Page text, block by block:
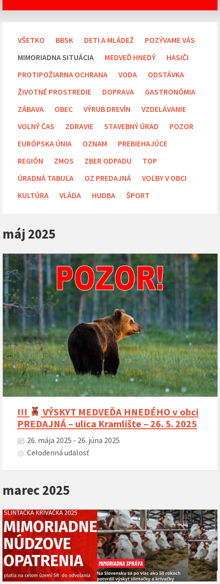
VŠETKO BBSK DETI A MLÁDEŽ
POZÝVAME VÁS
MIMORIADNA SITUÁCIA
MEDVEĎ HNEDÝ
HASIČI
PROTIPOŽIARNA OCHRANA
VODA
ODSTÁVKA
ŽIVOTNÉ PROSTREDIE
DOPRAVA
GASTRONÓMIA
ZÁBAVA
OBEC VÝRUB DREVÍN
VZDELÁVANIE
VOLNÝ ČAS
ZDRAVIE STAVEBNÝ ÚRAD
POZOR
EURÓPSKA ÚNIA
OZNAM
PREBIEHAJÚCE
REGIÓN
ZMOS ZBER ODPADU
TOP
ÚRADNÁ TABUĽA
OZ PREDAJNÁ
VOĽBY V OBCI
KULTÚRA
VLÁDA HUDBA ŠPORT
máj 2025
!!!
VÝSKYT MEDVEĎA HNEDÉHO v obci
PREDAJNÁ – ulica Kramlište – 26. 5. 2025
26. mája 2025 - 26. júna 2025
Celodenná udalosť
marec 2025